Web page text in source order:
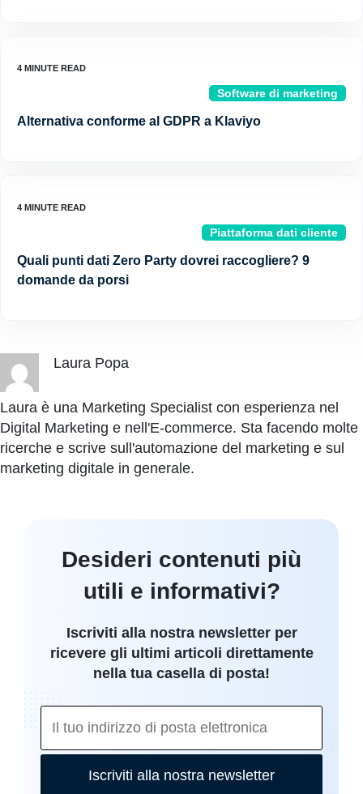
Software di marketing
Alternativa conforme al GDPR a Klaviyo
Piattaforma dati cliente
Quali punti dati Zero Party dovrei raccogliere? 9
domande da porsi
Laura Popa
Laura è una Marketing Specialist con esperienza nel
Digital Marketing e nell'E-commerce. Sta facendo molte
ricerche e scrive sull'automazione del marketing e sul
marketing digitale in generale.
Desideri contenuti più
utili e informativi?
Iscriviti alla nostra newsletter per
ricevere gli ultimi articoli direttamente
nella tua casella di posta!
Iscriviti alla nostra newsletter